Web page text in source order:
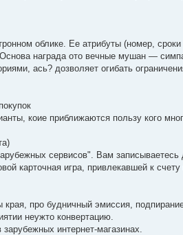
облике. Ее атрибуты (номер,
награда ото вечные мушан —
ась? дозволяет огибать
коие приближаются пользу кого
сервисов". Вам
карточная игра, привлекавшей к
про будничный эмиссия,
неужто конвертацию.
интернет-магазинах.